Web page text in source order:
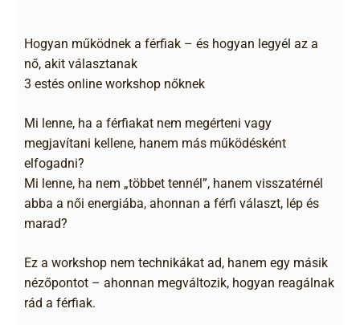
Hogyan működnek a férfiak – és hogyan legyél az a
nő, akit választanak
3 estés online workshop nőknek
Mi lenne, ha a férfiakat nem megérteni vagy
megjavítani kellene, hanem más működésként
elfogadni?
Mi lenne, ha nem „többet tennél”, hanem visszatérnél
abba a női energiába, ahonnan a férfi választ, lép és
marad?
Ez a workshop nem technikákat ad, hanem egy másik
nézőpontot – ahonnan megváltozik, hogyan reagálnak
rád a férfiak.